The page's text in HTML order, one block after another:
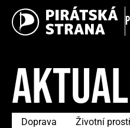
Doprava Životní